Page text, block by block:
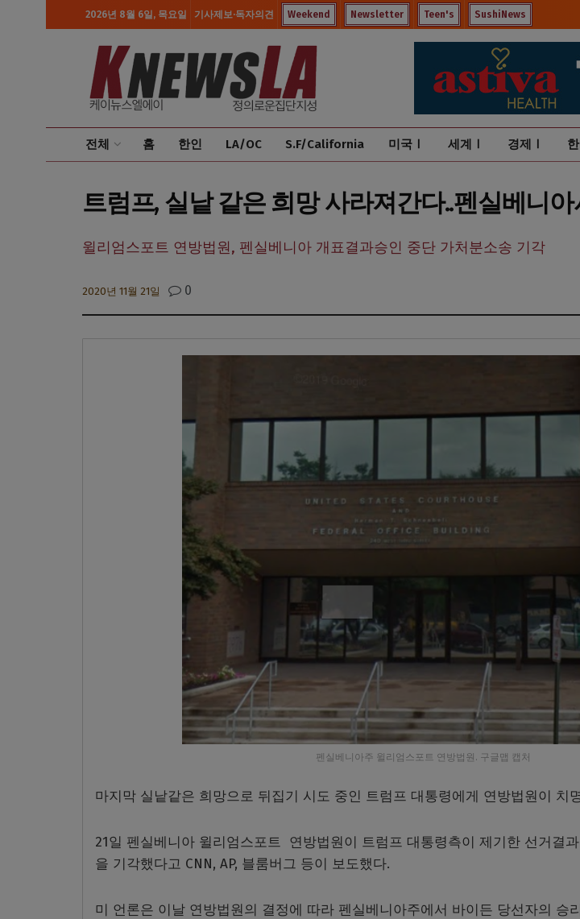
2026년 8월 6일, 목요일 기사제보·독자의견 Weekend Newsletter Teen's SushiNews
전체 홈 한인 LA/OC S.F/California 미국Ⅰ 세계Ⅰ 경제Ⅰ
트럼프, 실낱 같은 희망 사라져간다..펜실베니
윌리엄스포트 연방법원, 펜실베니아 개표결과승인 중단 가처분소송 기각
2020년 11월 21일 0
펜실베니아주 윌리엄스포트 연방법원. 구글맵 캡처
마지막 실낱같은 희망으로 뒤집기 시도 중인 트럼프 대통령에게 연방법원이 치
21일 펜실베니아 윌리엄스포트 연방법원이 트럼프 대통령측이 제기한 선거결
을 기각했다고 CNN, AP, 블룸버그 등이 보도했다.
미 언론은 이날 연방법원의 결정에 따라 펜실베니아주에서 바이든 당선자의 승